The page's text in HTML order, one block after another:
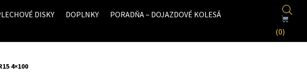
DISKY DOPLNKY
PORADŇA – DOJAZDOVÉ KOLESÁ
(0)
4×100